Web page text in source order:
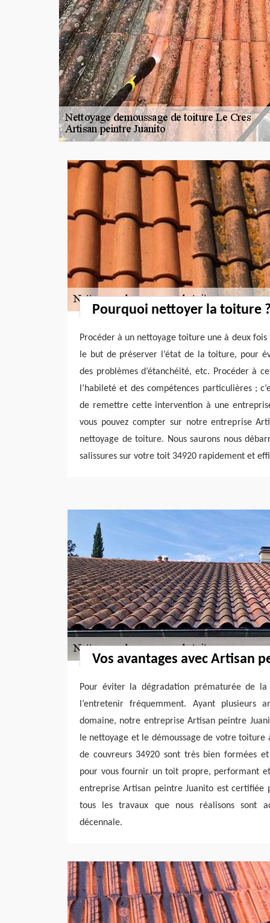
Pourquoi nettoyer la toiture ?
Procéder à un nettoyage toiture une à deux
le but de préserver l’état de la toiture, pour
des problèmes d’étanchéité, etc. Procéder à
l’habileté et des compétences particulières ;
de remettre cette intervention à une
vous pouvez compter sur notre entreprise
nettoyage de toiture. Nous saurons nous
salissures sur votre toit 34920 rapidement et
Vos avantages avec Artisan
Pour éviter la dégradation prématurée de
l’entretenir fréquemment. Ayant plusieurs
domaine, notre entreprise Artisan peintre
le nettoyage et le démoussage de votre toiture
de couvreurs 34920 sont très bien formées
pour vous fournir un toit propre, performant
entreprise Artisan peintre Juanito est certifiée
tous les travaux que nous réalisons sont
décennale.